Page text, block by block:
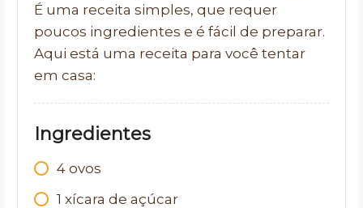
É uma receita simples, que requer
poucos ingredientes e é fácil de preparar.
Aqui está uma receita para você tentar
em casa:
Ingredientes
4 ovos
1 xícara de açúcar